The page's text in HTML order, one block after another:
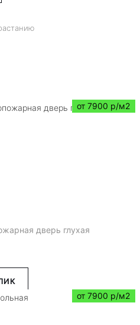
от 7900 р/м2
дверь глухая
от 7900 р/м2